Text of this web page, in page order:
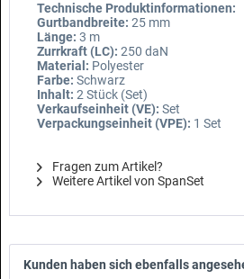
Technische Produktinformationen:
Gurtbandbreite: 25 mm
Länge: 3 m
Zurrkraft (LC): 250 daN
Material: Polyester
Farbe: Schwarz
Inhalt: 2 Stück (Set)
Verkaufseinheit (VE): Set
Verpackungseinheit (VPE): 1 Set
Fragen zum Artikel?
Weitere Artikel von SpanSet
Kunden haben sich ebenfalls